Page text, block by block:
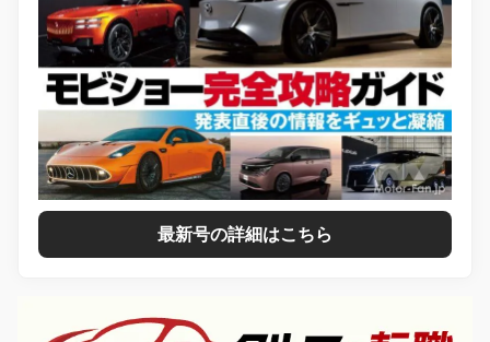
最新号の詳細はこちら